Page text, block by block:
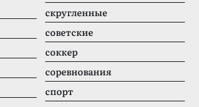
скругленные
советские
соккер
соревнования
спорт